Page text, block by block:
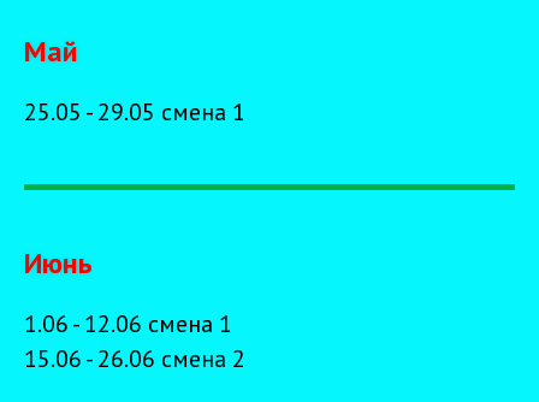
Май
25.05 - 29.05 смена 1
Июнь
1.06 - 12.06 смена 1
15.06 - 26.06 смена 2